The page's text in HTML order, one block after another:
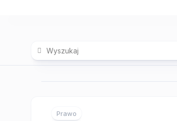
Prawo